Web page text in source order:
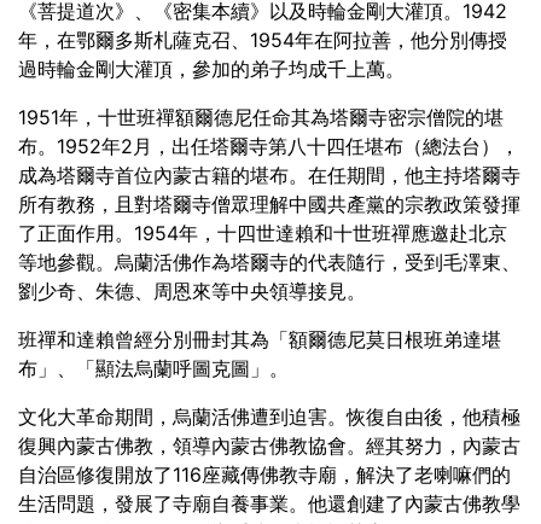
《菩提道次》、《密集本續》以及時輪金剛大灌頂。1942
年，在鄂爾多斯札薩克召、1954年在阿拉善，他分別傳授
過時輪金剛大灌頂，參加的弟子均成千上萬。
1951年，十世班禪額爾德尼任命其為塔爾寺密宗僧院的堪
布。1952年2月，出任塔爾寺第八十四任堪布（總法台），
成為塔爾寺首位內蒙古籍的堪布。在任期間，他主持塔爾寺
所有教務，且對塔爾寺僧眾理解中國共產黨的宗教政策發揮
了正面作用。1954年，十四世達賴和十世班禪應邀赴北京
等地參觀。烏蘭活佛作為塔爾寺的代表隨行，受到毛澤東、
劉少奇、朱德、周恩來等中央領導接見。
班禪和達賴曾經分別冊封其為「額爾德尼莫日根班弟達堪
布」、「顯法烏蘭呼圖克圖」。
文化大革命期間，烏蘭活佛遭到迫害。恢復自由後，他積極
復興內蒙古佛教，領導內蒙古佛教協會。經其努力，內蒙古
自治區修復開放了116座藏傳佛教寺廟，解決了老喇嘛們的
生活問題，發展了寺廟自養事業。他還創建了內蒙古佛教學